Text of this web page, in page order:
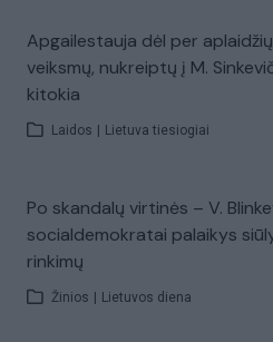
Apgailestauja dėl per
veiksmų, nukreiptų į M.
kitokia
Laidos Lietuva tiesiogiai
Po skandalų virtinės – V.
socialdemokratai palaikys
rinkimų
Žinios Lietuvos diena